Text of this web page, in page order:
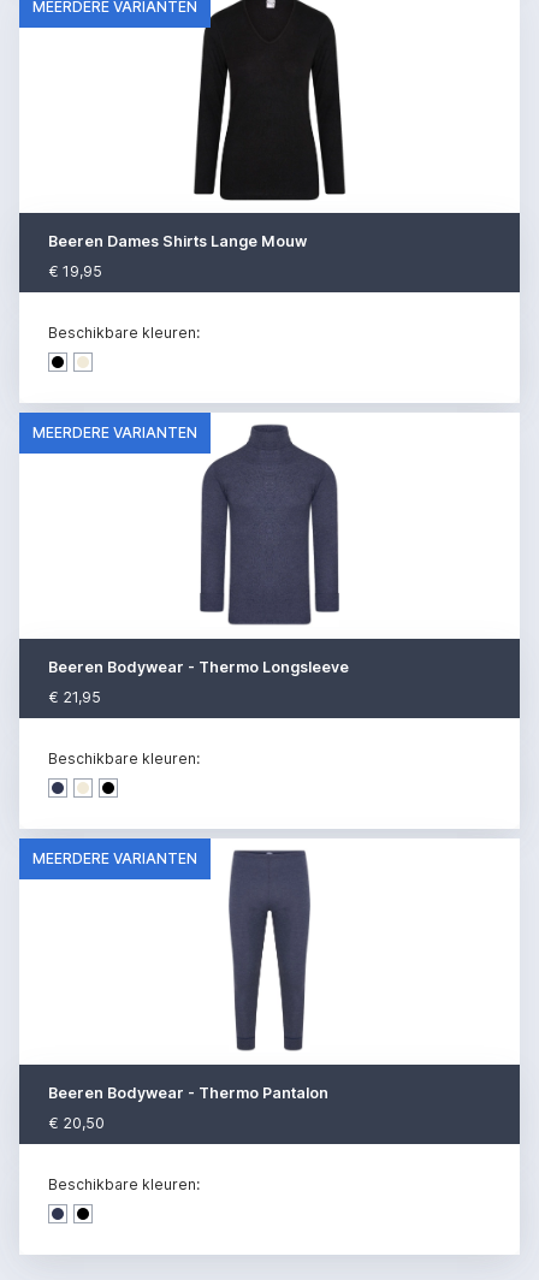
MEERDERE VARIANTEN
Beeren Dames Shirts Lange Mouw
€ 19,95
Beschikbare kleuren:
Dark denim
Dark denim
MEERDERE VARIANTEN
Beeren Bodywear - Thermo Longsleeve
€ 21,95
Beschikbare kleuren:
Dark denim
Dark denim
Dark denim
MEERDERE VARIANTEN
Beeren Bodywear - Thermo Pantalon
€ 20,50
Beschikbare kleuren:
Dark denim
Dark denim